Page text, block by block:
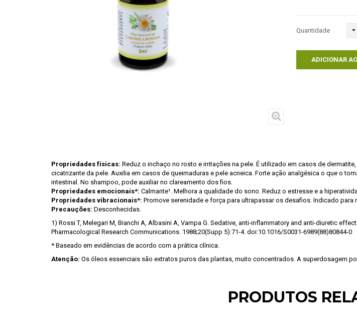
Quantidade
ADICIONAR
Propriedades físicas: Reduz o inchaço no rosto e irritações na pele. É utilizado em casos de
cicatrizante da pele. Auxilia em casos de queimaduras e pele acneica. Forte ação analgésica o que o
intestinal. No shampoo, pode auxiliar no clareamento dos fios.
Propriedades emocionais*: Calmante¹. Melhora a qualidade do sono. Reduz o estresse e a
Propriedades vibracionais*: Promove serenidade e força para ultrapassar os desafios. Indicado para
Precauções: Desconhecidas.
1) Rossi T, Melegari M, Bianchi A, Albasini A, Vampa G. Sedative, anti-inflammatory and anti-diuretic
Pharmacological Research Communications. 1988;20(Supp 5):71-4. doi:10.1016/S0031-6989(88)80844-0
* Baseado em evidências de acordo com a prática clínica.
Atenção: Os óleos essenciais são extratos puros das plantas, muito concentrados. A superdosagem
PRODUTOS